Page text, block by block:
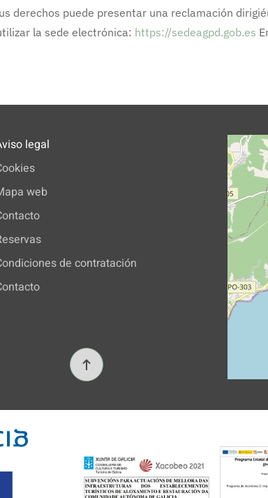
derechos puede presentar una reclamación
la sede electrónica: https://sedeagpd.gob.es
legal
web
de contratación